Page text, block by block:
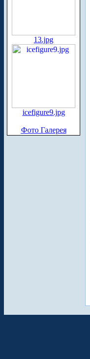
13.jpg
icefigure9.jpg
Фото Галерея